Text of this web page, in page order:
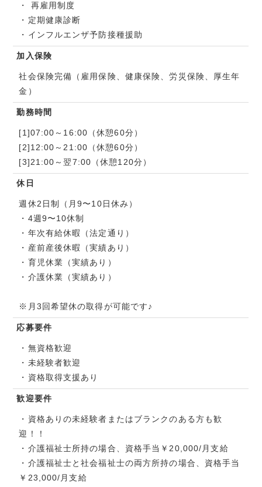
・ 再雇用制度
・定期健康診断
・インフルエンザ予防接種援助
加入保険
社会保険完備（雇用保険、健康保険、労災保険、厚生年
金）
勤務時間
[1]07:00～16:00（休憩60分）
[2]12:00～21:00（休憩60分）
[3]21:00～翌7:00（休憩120分）
休日
週休2日制（月9〜10日休み）
・4週9〜10休制
・年次有給休暇（法定通り）
・産前産後休暇（実績あり）
・育児休業（実績あり）
・介護休業（実績あり）
※月3回希望休の取得が可能です♪
応募要件
・無資格歓迎
・未経験者歓迎
・資格取得支援あり
歓迎要件
・資格ありの未経験者またはブランクのある方も歓
迎！！
・介護福祉士所持の場合、資格手当￥20,000/月支給
・介護福祉士と社会福祉士の両方所持の場合、資格手当
￥23,000/月支給